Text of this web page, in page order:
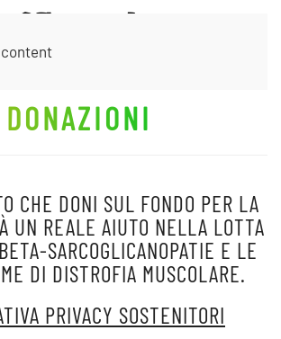
content
DONAZIONI
CHE DONI SUL FONDO PER LA
UN REALE AIUTO NELLA LOTTA
SARCOGLICANOPATIE E LE
DI DISTROFIA MUSCOLARE.
PRIVACY SOSTENITORI